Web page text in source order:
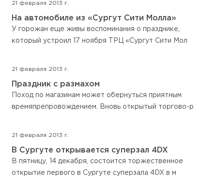
21 февраля 2013 г.
На автомобиле из «Сургут Сити Молла»
У горожан еще живы воспоминания о празднике,
который устроил 17 ноября ТРЦ «Сургут Сити Мол
21 февраля 2013 г.
Праздник с размахом
Поход по магазинам может обернуться приятным
времяпрепровождением. Вновь открытый торгово-р
21 февраля 2013 г.
В Сургуте открывается суперзал 4DX
В пятницу, 14 декабря, состоится торжественное
открытие первого в Сургуте суперзала 4DX в м